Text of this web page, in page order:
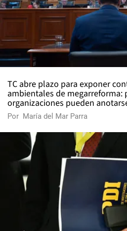
TC abre plazo para exponer
ambientales de megarreforma:
organizaciones pueden
Por María del Mar Parra